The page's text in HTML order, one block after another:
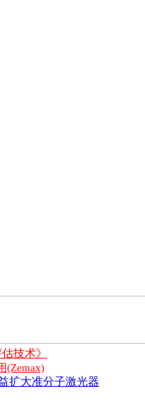
技术》
(Zemax)
扩大准分子激光器